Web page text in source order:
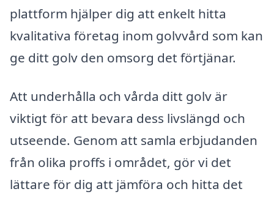
plattform hjälper dig att enkelt hitta
kvalitativa företag inom golvvård som kan
ge ditt golv den omsorg det förtjänar.
Att underhålla och vårda ditt golv är
viktigt för att bevara dess livslängd och
utseende. Genom att samla erbjudanden
från olika proffs i området, gör vi det
lättare för dig att jämföra och hitta det